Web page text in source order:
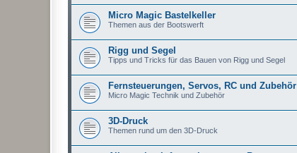
Micro Magic Bastelkeller
Themen aus der Bootswerft
Rigg und Segel
Tipps und Tricks für das Bauen von Rigg und Segel
Fernsteuerungen, Servos, RC und Zubehör
Micro Magic Technik und Zubehör
3D-Druck
Themen rund um den 3D-Druck